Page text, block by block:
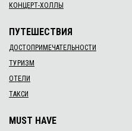
КОНЦЕРТ-ХОЛЛЫ
ПУТЕШЕСТВИЯ
ДОСТОПРИМЕЧАТЕЛЬНОСТИ
ТУРИЗМ
ОТЕЛИ
ТАКСИ
MUST HAVE